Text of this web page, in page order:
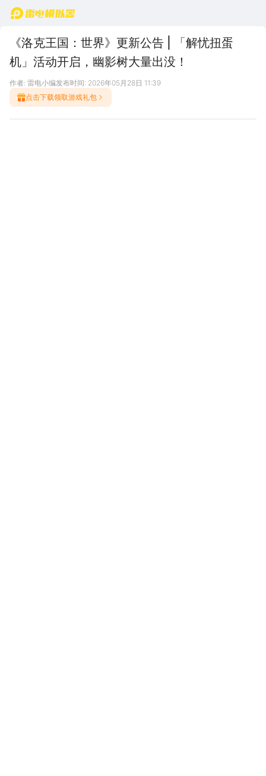
首页
《洛克王国：世界》更新公告 | 「解忧扭蛋
机」活动开启，幽影树大量出没！
作者: 雷电小编发布时间: 2026年05月28日 11:39
点击下载领取游戏礼包